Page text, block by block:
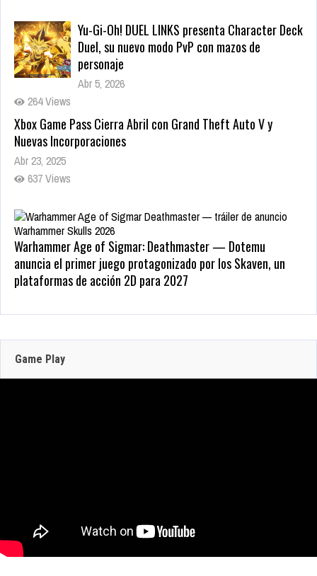
Yu-Gi-Oh! DUEL LINKS presenta Character Deck
Duel, su nuevo modo PvP con mazos de
personaje
Abr 5, 2026
264 Views
Xbox Game Pass Cierra Abril con Grand Theft Auto V y
Nuevas Incorporaciones
Abr 23, 2025
637 Views
Warhammer Age of Sigmar: Deathmaster — Dotemu
anuncia el primer juego protagonizado por los Skaven, un
plataformas de acción 2D para 2027
207 Views Zenless Zone Zero 3.0 llega a Steam el 17 de
actualiza RTX Remix 1.5
304 Views
Game Play
ANUNCIA SU
JULIO 29, 2026
GEFORCE NOW